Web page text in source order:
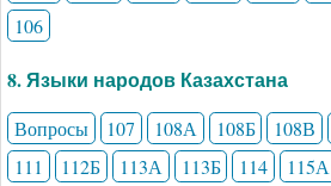
106
8. Языки народов Казахстана
Вопросы 107 108А 108Б 108В
111
112Б 113А 113Б 114 115А